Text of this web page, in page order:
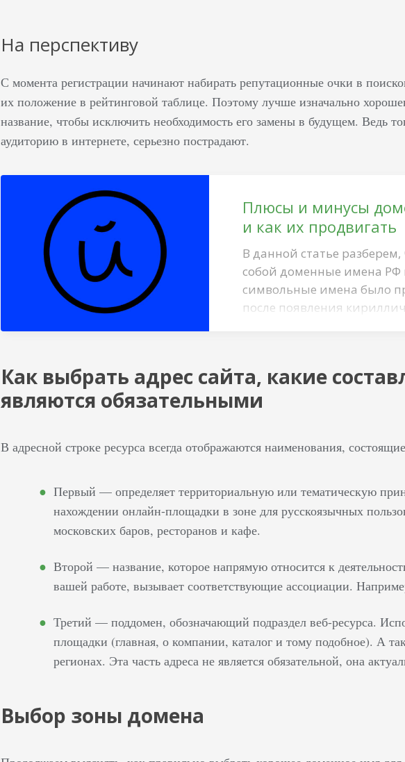
На перспективу
С момента регистрации начинают набирать репутационные очки в
их положение в рейтинговой таблице. Поэтому лучше изначально
название, чтобы исключить необходимость его замены в будущем. Ведь
аудиторию в интернете, серьезно пострадают.
Плюсы и минусы
и как их продвигать
В данной статье
собой доменные имена РФ
символьные имена было
после появления
сторона, выполняемая в
TLD является звеном
Как выбрать адрес сайта, какие
являются обязательными
В адресной строке ресурса всегда отображаются наименования,
Первый — определяет территориальную или тематическую
нахождении онлайн-площадки в зоне для русскоязычных
московских баров, ресторанов и кафе.
Второй — название, которое напрямую относится к
вашей работе, вызывает соответствующие ассоциации.
Третий — поддомен, обозначающий подраздел веб-ресурса.
площадки (главная, о компании, каталог и тому подобное). А
регионах. Эта часть адреса не является обязательной, она
Выбор зоны домена